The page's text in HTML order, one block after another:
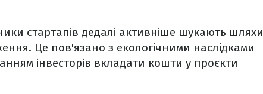
стартапів дедалі активніше шукають шляхи
Це пов'язано з екологічними наслідками
інвесторів вкладати кошти у проєкти